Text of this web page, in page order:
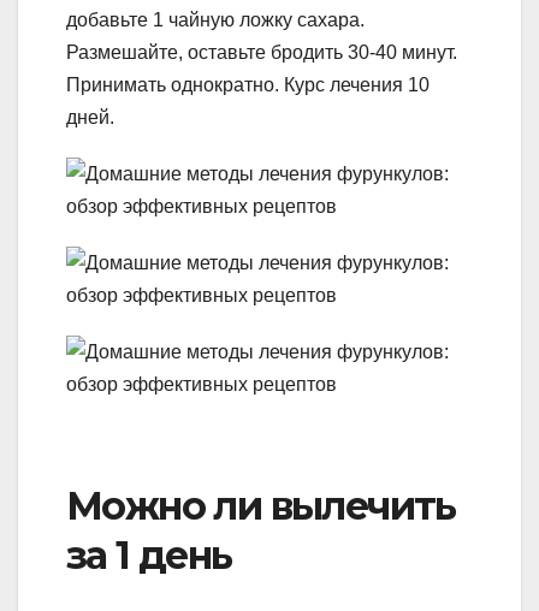
добавьте 1 чайную ложку сахара.
Размешайте, оставьте бродить 30-40 минут.
Принимать однократно. Курс лечения 10
дней.
Можно ли вылечить
за 1 день